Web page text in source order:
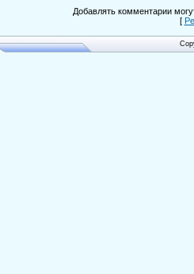
Добавлять комментарии
[